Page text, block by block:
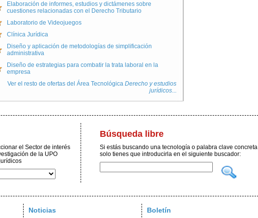
Elaboración de informes, estudios y dictámenes sobre
cuestiones relacionadas con el Derecho Tributario
Laboratorio de Videojuegos
Clínica Jurídica
Diseño y aplicación de metodologías de simplificación
administrativa
Diseño de estrategias para combatir la trata laboral en la
empresa
Ver el resto de ofertas del Área Tecnológica Derecho y estudios
jurídicos...
el Sector de interés
de la UPO
Búsqueda libre
Si estás buscando una tecnología o palabra clave concreta
solo tienes que introducirla en el siguiente buscador:
Noticias
Boletín